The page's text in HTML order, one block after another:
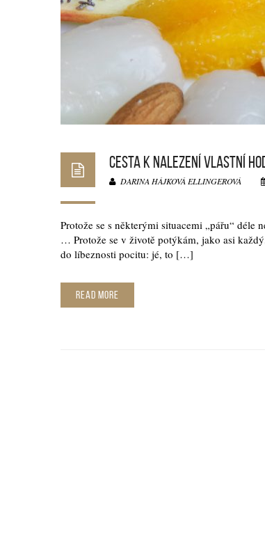
CESTA K NALEZENÍ VLASTNÍ
DARINA HÁJKOVÁ ELLINGEROVÁ
Protože se s některými situacemi „pářu“ déle
… Protože se v životě potýkám, jako asi
do líbeznosti pocitu: jé, to […]
READ MORE